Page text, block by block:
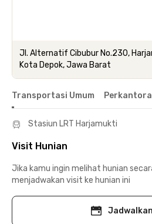
Jl. Alternatif Cibubur No.230,
Kota Depok, Jawa Barat
Transportasi Umum
Stasiun LRT Harjamukti
Visit Hunian
Jika kamu ingin melihat hunian
menjadwakan visit ke hunian ini